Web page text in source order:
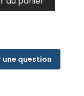
une question